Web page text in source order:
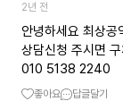
2년 전
안녕하세요 최상공
상담신청 주시면
010 5138 2240
좋아요 답글달기